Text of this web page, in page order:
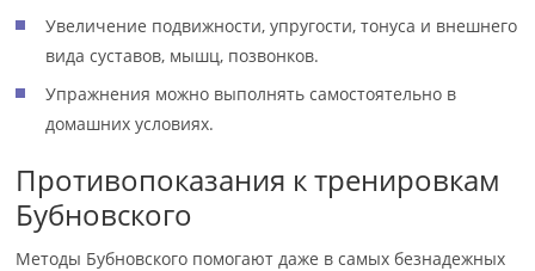
Увеличение подвижности, упругости, тонуса и внешнего
вида суставов, мышц, позвонков.
Упражнения можно выполнять самостоятельно в
домашних условиях.
Противопоказания к тренировкам
Бубновского
Методы Бубновского помогают даже в самых безнадежных